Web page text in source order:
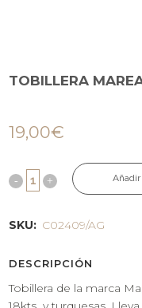
TOBILLERA
19,00€
SKU: C02409/AG
DESCRIPCIÓN
Tobillera de la marca